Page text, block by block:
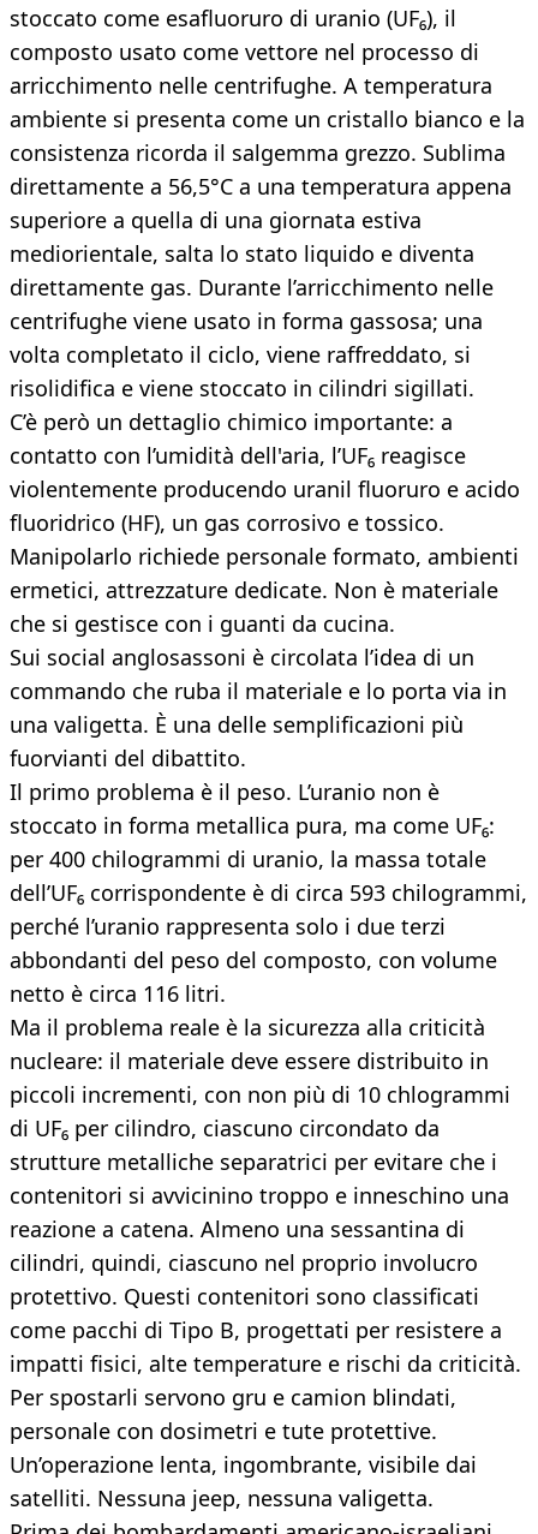
stoccato come esafluoruro di uranio (UF₆), il
composto usato come vettore nel processo di
arricchimento nelle centrifughe. A temperatura
ambiente si presenta come un cristallo bianco e la
consistenza ricorda il salgemma grezzo. Sublima
direttamente a 56,5°C a una temperatura appena
superiore a quella di una giornata estiva
mediorientale, salta lo stato liquido e diventa
direttamente gas. Durante l’arricchimento nelle
centrifughe viene usato in forma gassosa; una
volta completato il ciclo, viene raffreddato, si
risolidifica e viene stoccato in cilindri sigillati.
C’è però un dettaglio chimico importante: a
contatto con l’umidità dell'aria, l’UF₆ reagisce
violentemente producendo uranil fluoruro e acido
fluoridrico (HF), un gas corrosivo e tossico.
Manipolarlo richiede personale formato, ambienti
ermetici, attrezzature dedicate. Non è materiale
che si gestisce con i guanti da cucina.
Sui social anglosassoni è circolata l’idea di un
commando che ruba il materiale e lo porta via in
una valigetta. È una delle semplificazioni più
fuorvianti del dibattito.
Il primo problema è il peso. L’uranio non è
stoccato in forma metallica pura, ma come UF₆:
per 400 chilogrammi di uranio, la massa totale
dell’UF₆ corrispondente è di circa 593 chilogrammi,
perché l’uranio rappresenta solo i due terzi
abbondanti del peso del composto, con volume
netto è circa 116 litri.
Ma il problema reale è la sicurezza alla criticità
nucleare: il materiale deve essere distribuito in
piccoli incrementi, con non più di 10 chlogrammi
di UF₆ per cilindro, ciascuno circondato da
strutture metalliche separatrici per evitare che i
contenitori si avvicinino troppo e inneschino una
reazione a catena. Almeno una sessantina di
cilindri, quindi, ciascuno nel proprio involucro
protettivo. Questi contenitori sono classificati
come pacchi di Tipo B, progettati per resistere a
impatti fisici, alte temperature e rischi da criticità.
Per spostarli servono gru e camion blindati,
personale con dosimetri e tute protettive.
Un’operazione lenta, ingombrante, visibile dai
satelliti. Nessuna jeep, nessuna valigetta.